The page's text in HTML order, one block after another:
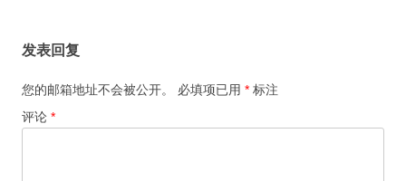
发表回复
您的邮箱地址不会被公开。 必填项已用 * 标注
评论 *